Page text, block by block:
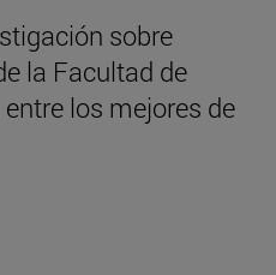
sobre
la Facultad de
los mejores de